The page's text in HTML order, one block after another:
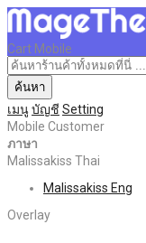
Cart Mobile
ค้นหา
เมนูบัญชี Setting
Mobile Customer
ภาษา
Malissakiss Thai
Malissakiss Eng
Overlay